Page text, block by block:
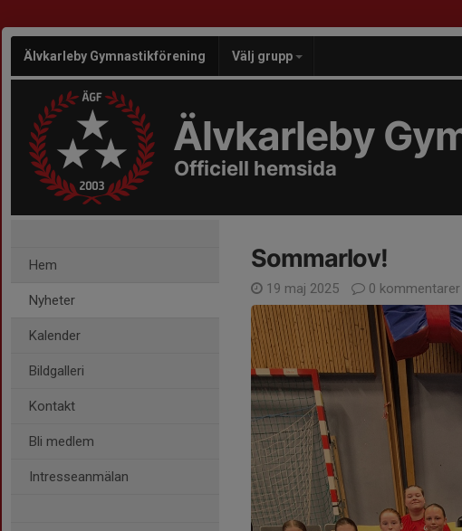
Älvkarleby Gymnastikförening Välj grupp
Älvkarleby
Officiell hemsida
Hem
Nyheter
Kalender
Bildgalleri
Kontakt
Bli medlem
Intresseanmälan
Sommarlov!
19 maj 2025 0 kommentarer